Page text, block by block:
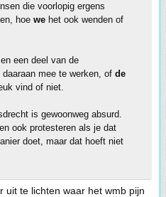
die voorlopig ergens
hoe we het ook wenden of
een deel van de
mee te werken, of de
vind of niet.
is gewoonweg absurd.
ook protesteren als je dat
doet, maar dat hoeft niet
uit te lichten waar het wmb pijn